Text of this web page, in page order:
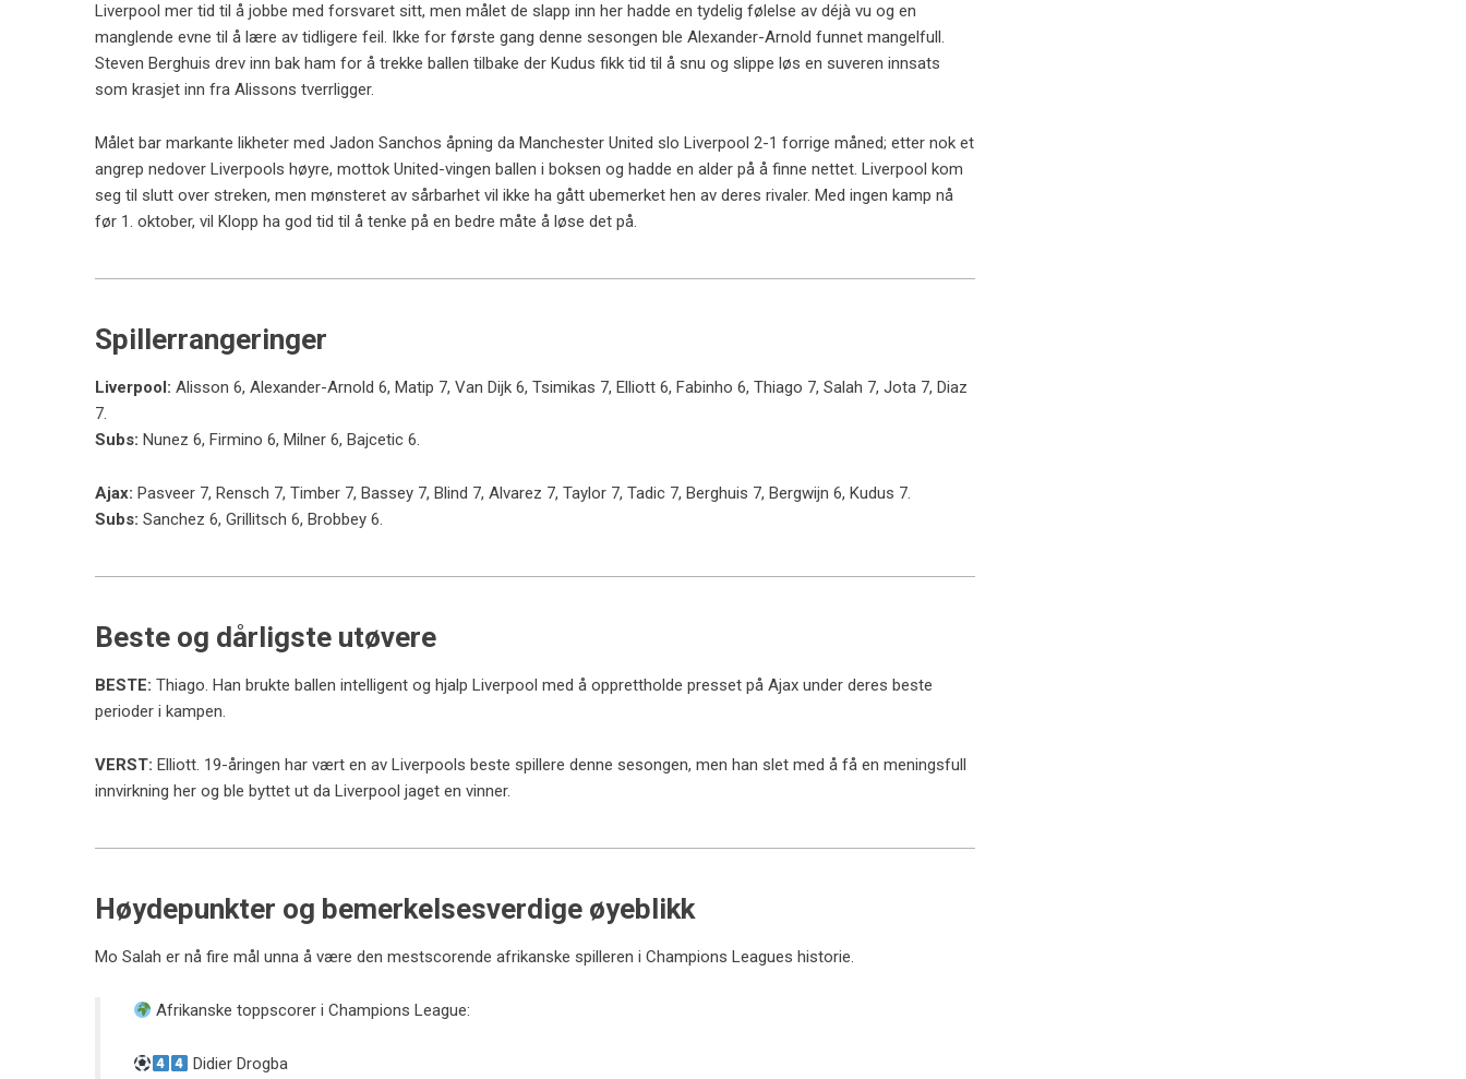
Liverpool mer tid til å jobbe med forsvaret sitt, men målet de slapp inn her hadde en tydelig følelse av déjà vu og en
manglende evne til å lære av tidligere feil. Ikke for første gang denne sesongen ble Alexander-Arnold funnet mangelfull.
Steven Berghuis drev inn bak ham for å trekke ballen tilbake der Kudus fikk tid til å snu og slippe løs en suveren innsats
som krasjet inn fra Alissons tverrligger.
Målet bar markante likheter med Jadon Sanchos åpning da Manchester United slo Liverpool 2-1 forrige måned; etter nok et
angrep nedover Liverpools høyre, mottok United-vingen ballen i boksen og hadde en alder på å finne nettet. Liverpool kom
seg til slutt over streken, men mønsteret av sårbarhet vil ikke ha gått ubemerket hen av deres rivaler. Med ingen kamp nå
før 1. oktober, vil Klopp ha god tid til å tenke på en bedre måte å løse det på.
Spillerrangeringer
Liverpool: Alisson 6, Alexander-Arnold 6, Matip 7, Van Dijk 6, Tsimikas 7, Elliott 6, Fabinho 6, Thiago 7, Salah 7, Jota 7, Diaz
7.
Subs: Nunez 6, Firmino 6, Milner 6, Bajcetic 6.
Ajax: Pasveer 7, Rensch 7, Timber 7, Bassey 7, Blind 7, Alvarez 7, Taylor 7, Tadic 7, Berghuis 7, Bergwijn 6, Kudus 7.
Subs: Sanchez 6, Grillitsch 6, Brobbey 6.
Beste og dårligste utøvere
BESTE: Thiago. Han brukte ballen intelligent og hjalp Liverpool med å opprettholde presset på Ajax under deres beste
perioder i kampen.
VERST: Elliott. 19-åringen har vært en av Liverpools beste spillere denne sesongen, men han slet med å få en meningsfull
innvirkning her og ble byttet ut da Liverpool jaget en vinner.
Høydepunkter og bemerkelsesverdige øyeblikk
Mo Salah er nå fire mål unna å være den mestscorende afrikanske spilleren i Champions Leagues historie.
Afrikanske toppscorer i Champions League:
Didier Drogba